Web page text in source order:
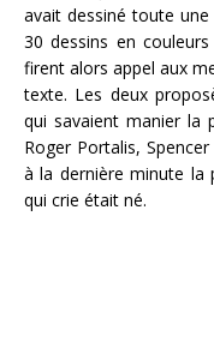
avait dessiné toute
30 dessins en
firent alors appel aux
texte. Les deux
qui savaient manier la
Roger Portalis,
à la dernière minute la
qui crie était né.